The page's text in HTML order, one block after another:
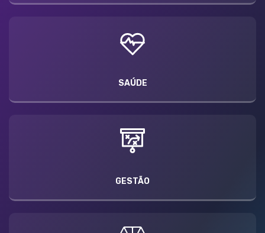
SAÚDE
GESTÃO